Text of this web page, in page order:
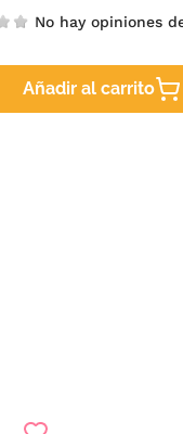
No hay opiniones
Añadir al carrito